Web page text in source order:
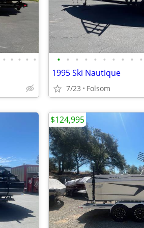
• • • • • • • • • • • • • • •
1995 Ski Nautique
7/23 Folsom
$124,995